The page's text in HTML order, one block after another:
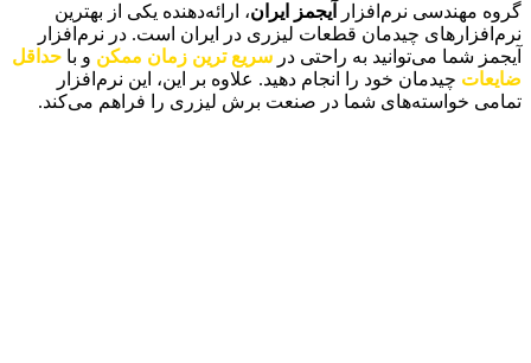
گروه مهندسی نرم‌افزار آیجمز ایران، ارائه‌دهنده یکی از بهترین
نرم‌افزارهای چیدمان قطعات لیزری در ایران است. در نرم‌افزار
آیجمز شما می‌توانید به راحتی در سریع ترین زمان ممکن و با حداقل
ضایعات چیدمان خود را انجام دهید. علاوه بر این، این نرم‌افزار
تمامی خواسته‌های شما در صنعت برش لیزری را فراهم می‌کند.